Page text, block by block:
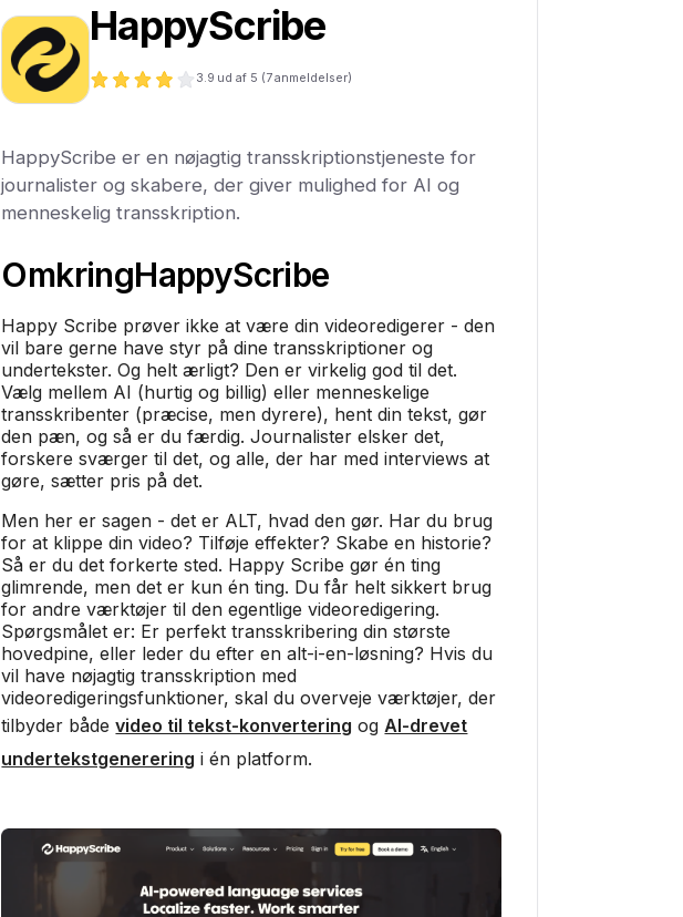
HappyScribe
3.9 ud af 5 (7anmeldelser)
HappyScribe er en nøjagtig transskriptionstjeneste for
journalister og skabere, der giver mulighed for AI og
menneskelig transskription.
OmkringHappyScribe
Happy Scribe prøver ikke at være din videoredigerer - den
vil bare gerne have styr på dine transskriptioner og
undertekster. Og helt ærligt? Den er virkelig god til det.
Vælg mellem AI (hurtig og billig) eller menneskelige
transskribenter (præcise, men dyrere), hent din tekst, gør
den pæn, og så er du færdig. Journalister elsker det,
forskere sværger til det, og alle, der har med interviews at
gøre, sætter pris på det.
Men her er sagen - det er ALT, hvad den gør. Har du brug
for at klippe din video? Tilføje effekter? Skabe en historie?
Så er du det forkerte sted. Happy Scribe gør én ting
glimrende, men det er kun én ting. Du får helt sikkert brug
for andre værktøjer til den egentlige videoredigering.
Spørgsmålet er: Er perfekt transskribering din største
hovedpine, eller leder du efter en alt-i-en-løsning? Hvis du
vil have nøjagtig transskription med
videoredigeringsfunktioner, skal du overveje værktøjer, der
tilbyder bådevideo til tekst-konvertering og AI-drevet
undertekstgenerering i én platform.